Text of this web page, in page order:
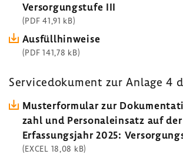
Versor­gung­s­tufe III
(PDF 41,91 kB)
Ausfüll­hin­weise
(PDF 141,78 kB)
Servi­ce­do­ku­ment zur Anlage 4
Muster­for­mular zur
zahl und Perso­nal­ein­satz auf der
Erfas­sungs­jahr 2025:
(EXCEL 18,08 kB)